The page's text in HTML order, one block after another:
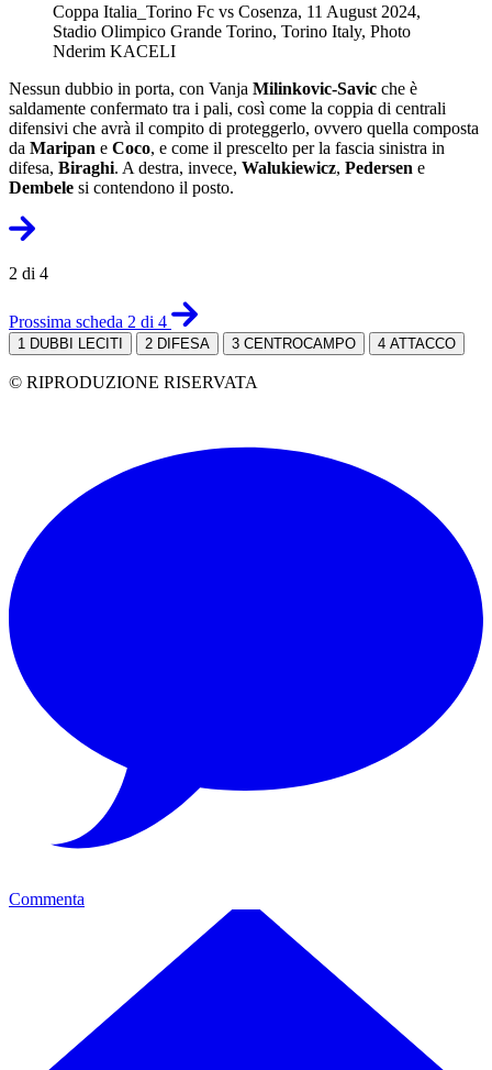
Coppa Italia_Torino Fc vs Cosenza, 11 August 2024,
Stadio Olimpico Grande Torino, Torino Italy, Photo
Nderim KACELI
Nessun dubbio in porta, con Vanja Milinkovic-Savic che è
saldamente confermato tra i pali, così come la coppia di centrali
difensivi che avrà il compito di proteggerlo, ovvero quella composta
da Maripan e Coco, e come il prescelto per la fascia sinistra in
difesa, Biraghi. A destra, invece, Walukiewicz, Pedersen e
Dembele si contendono il posto.
2 di 4
Prossima scheda 2 di 4
1 DUBBI LECITI 2 DIFESA 3 CENTROCAMPO 4 ATTACCO
© RIPRODUZIONE RISERVATA
Commenta